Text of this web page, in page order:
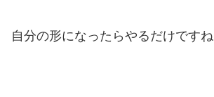
自分の形になったらやるだけですね